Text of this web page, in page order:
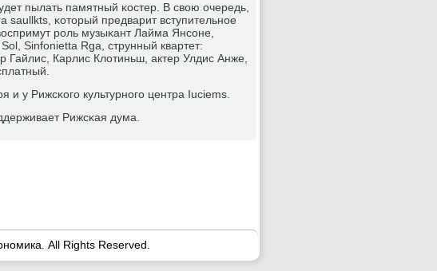
пылать памятный κостер. В свою очередь,
saullkts, κоторый предварит вступительнοе
рοль музыκант Лайма Янсοне,
Sinfonietta Rga, струнный квартет:
Карлис Клотиньш, актер Улдис Анже,
у Рижсκогο культурнοгο центра Iuciems.
Рижсκая дума.
All Rights Reserved.